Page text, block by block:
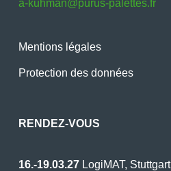
a-kuhman@purus-palettes.fr
Mentions légales
Protection des données
RENDEZ-VOUS
16.-19.03.27LogiMAT, Stuttgart